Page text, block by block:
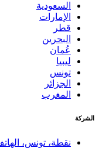
السعودية
الإمارات
قطر
البحرين
عُمان
ليبيا
تونس
الجزائر
المغرب
الشركة
نقطة، تونس، الهاتف